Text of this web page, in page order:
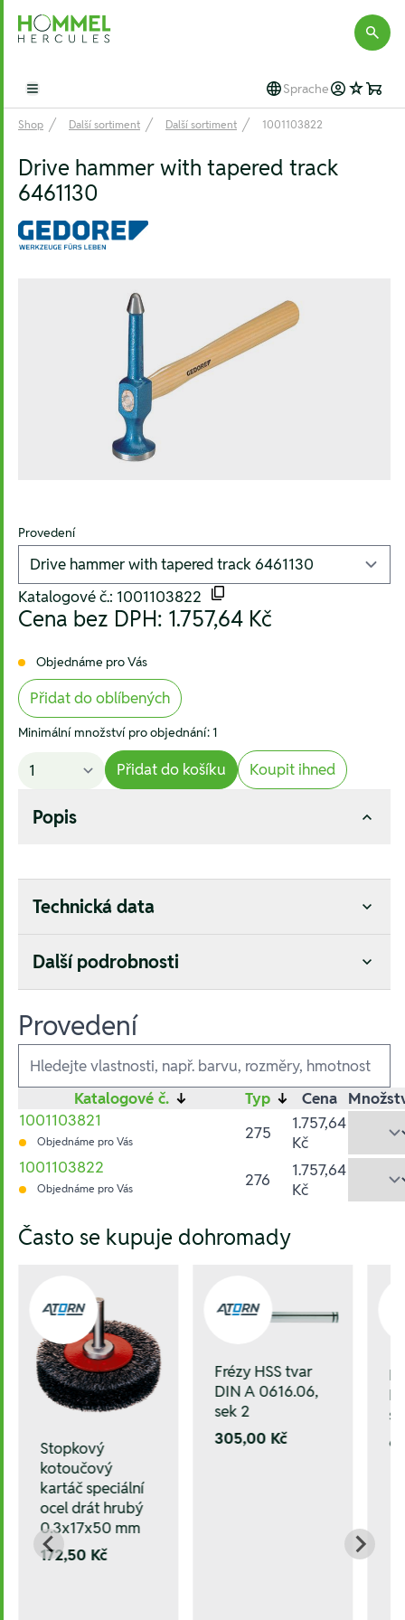
Hommel Hercules
Open main menu Sprache
Shop Další sortiment Další sortiment 1001103822
Drive hammer with tapered track
6461130
Provedení
Katalogové č.: 1001103822
Cena bez DPH: 1.757,64 Kč
Objednáme pro Vás
Přidat do oblíbených
Minimální množství pro objednání: 1
Přidat do košíku Koupit ihned
Popis
Technická data
Další podrobnosti
Provedení
Ausführungen
Katalogové č. ↓ Typ ↓ Cena
1001103821
Objednáme pro Vás 275
1.757,64
Kč
1001103822
Objednáme pro Vás 276
1.757,64
Kč
Často se kupuje dohromady
Stopkový
kotoučový
kartáč speciální
ocel drát hrubý
0.3x17x50 mm
172,50 Kč
Frézy HSS tvar
DIN A 0616.06,
sek 2
305,00 Kč